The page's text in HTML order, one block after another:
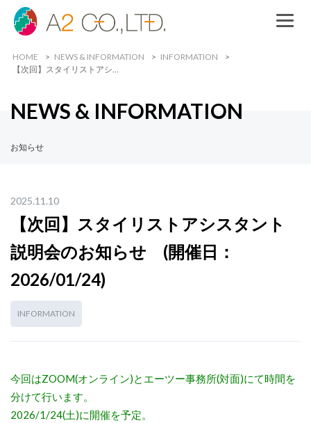
HOME NEWS & INFORMATION
INFORMATION
【次回】スタイリストアシ…
NEWS & INFORMATION
お知らせ
2025.11.10
【次回】スタイリストアシスタント
説明会のお知らせ (開催日：
2026/01/24)
INFORMATION
今回はZOOM(オンライン)とエーツー事務所(対面)にて時間を
分けて行います。
2026/1/24(土)に開催を予定。